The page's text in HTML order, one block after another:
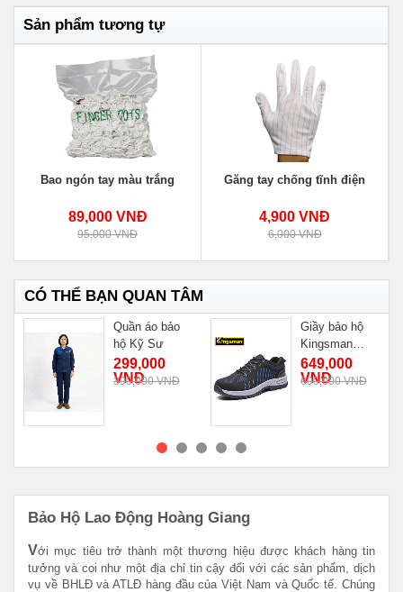
Sản phẩm tương tự
Bao ngón tay màu trắng
89,000 VNĐ
95,000 VNĐ
Găng tay chống tĩnh điện
4,900 VNĐ
6,000 VNĐ
CÓ THỂ BẠN QUAN TÂM
Quần áo bảo
hộ Kỹ Sư
299,000
VNĐ
390,000 VNĐ
Giầy bảo hộ
Kingsman
RUNNER
649,000
VNĐ
690,000 VNĐ
Bảo Hộ Lao Động Hoàng Giang
Với mục tiêu trở thành một thương hiệu được khách hàng tin
tưởng và coi như một địa chỉ tin cậy đối với các sản phẩm, dịch
vụ về BHLĐ và ATLĐ hàng đầu của Việt Nam và Quốc tế. Chúng